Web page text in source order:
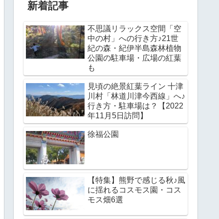
新着記事
不思議リラックス空間「空
中の村」への行き方♪21世
紀の森・紀伊半島森林植物
公園の駐車場・広場の紅葉
も
見頃の絶景紅葉ライン 十津
川村「林道川津今西線」へ♪
行き方・駐車場は？【2022
年11月5日訪問】
徐福公園
【特集】熊野で感じる秋♪風
に揺れるコスモス園・コス
モス畑6選